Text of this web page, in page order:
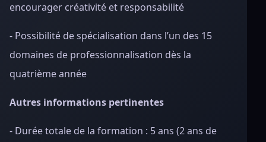
encourager créativité et responsabilité
- Possibilité de spécialisation dans l’un des 15
domaines de professionnalisation dès la
quatrième année
Autres informations pertinentes
- Durée totale de la formation : 5 ans (2 ans de